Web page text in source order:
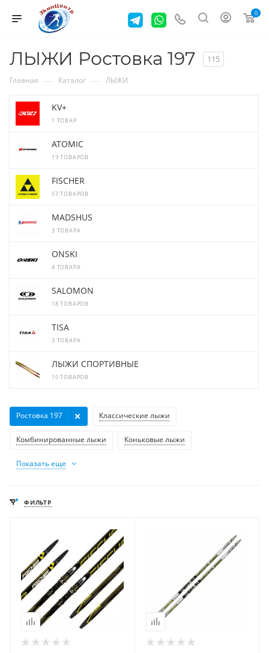
0
ЛЫЖИ Ростовка 197 115
Главная — Каталог — ЛЫЖИ
KV+
1 ТОВАР
ATOMIC
19 ТОВАРОВ
FISCHER
57 ТОВАРОВ
MADSHUS
3 ТОВАРА
ONSKI
4 ТОВАРА
SALOMON
18 ТОВАРОВ
TISA
3 ТОВАРА
ЛЫЖИ СПОРТИВНЫЕ
10 ТОВАРОВ
Классические лыжи
Комбинированные лыжи Коньковые лыжи
Ростовка 197
Показать еще
ФИЛЬТР